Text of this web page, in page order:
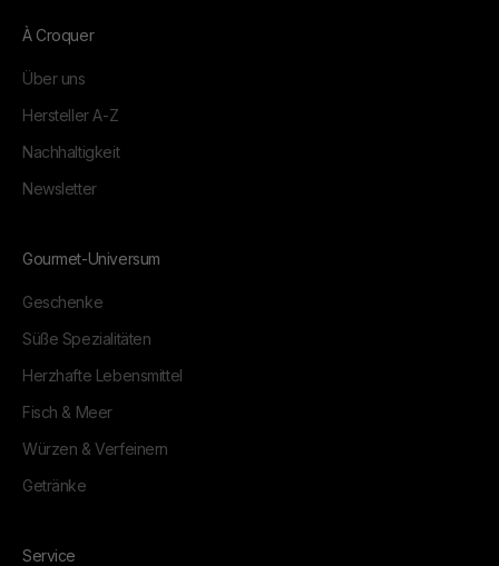
À Croquer
Über uns
Hersteller A-Z
Nachhaltigkeit
Newsletter
Gourmet-Universum
Geschenke
Süße Spezialitäten
Herzhafte Lebensmittel
Fisch & Meer
Würzen & Verfeinern
Getränke
Service